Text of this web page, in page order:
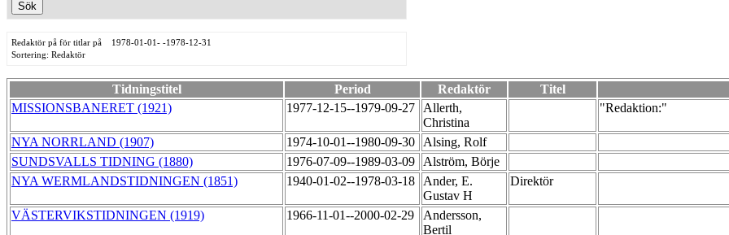
Redaktör på för titlar på 1978-01-01- -1978-12-31
Sortering: Redaktör
Tidningstitel Period Redaktör Titel
MISSIONSBANERET (1921) 1977-12-15--1979-09-27
Allerth,
Christina
"Redaktion:"
NYA NORRLAND (1907) 1974-10-01--1980-09-30 Alsing, Rolf
SUNDSVALLS TIDNING (1880) 1976-07-09--1989-03-09 Alström, Börje
NYA WERMLANDSTIDNINGEN (1851) 1940-01-02--1978-03-18
Ander, E.
Gustav H
Direktör
VÄSTERVIKSTIDNINGEN (1919) 1966-11-01--2000-02-29
Andersson,
Bertil